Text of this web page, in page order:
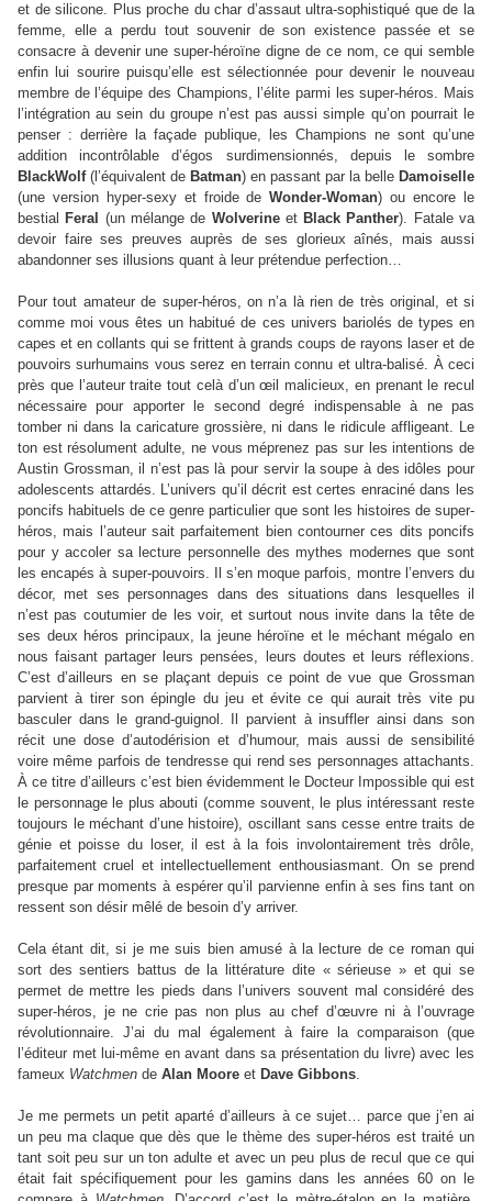
et de silicone. Plus proche du char d’assaut ultra-sophistiqué que de la
femme, elle a perdu tout souvenir de son existence passée et se
consacre à devenir une super-héroïne digne de ce nom, ce qui semble
enfin lui sourire puisqu’elle est sélectionnée pour devenir le nouveau
membre de l’équipe des Champions, l’élite parmi les super-héros. Mais
l’intégration au sein du groupe n’est pas aussi simple qu’on pourrait le
penser : derrière la façade publique, les Champions ne sont qu’une
addition incontrôlable d’égos surdimensionnés, depuis le sombre
BlackWolf(l’équivalent de Batman) en passant par la belle Damoiselle
(une version hyper-sexy et froide deWonder-Woman) ou encore le
bestial Feral (un mélange de Wolverineet Black Panther). Fatale va
devoir faire ses preuves auprès de ses glorieux aînés, mais aussi
abandonner ses illusions quant à leur prétendue perfection…
Pour tout amateur de super-héros, on n’a là rien de très original, et si
comme moi vous êtes un habitué de ces univers bariolés de types en
capes et en collants qui se frittent à grands coups de rayons laser et de
pouvoirs surhumains vous serez en terrain connu et ultra-balisé. À ceci
près que l’auteur traite tout celà d’un œil malicieux, en prenant le recul
nécessaire pour apporter le second degré indispensable à ne pas
tomber ni dans la caricature grossière, ni dans le ridicule affligeant. Le
ton est résolument adulte, ne vous méprenez pas sur les intentions de
Austin Grossman, il n’est pas là pour servir la soupe à des idôles pour
adolescents attardés. L’univers qu’il décrit est certes enraciné dans les
poncifs habituels de ce genre particulier que sont les histoires de super-
héros, mais l’auteur sait parfaitement bien contourner ces dits poncifs
pour y accoler sa lecture personnelle des mythes modernes que sont
les encapés à super-pouvoirs. Il s’en moque parfois, montre l’envers du
décor, met ses personnages dans des situations dans lesquelles il
n’est pas coutumier de les voir, et surtout nous invite dans la tête de
ses deux héros principaux, la jeune héroïne et le méchant mégalo en
nous faisant partager leurs pensées, leurs doutes et leurs réflexions.
C’est d’ailleurs en se plaçant depuis ce point de vue que Grossman
parvient à tirer son épingle du jeu et évite ce qui aurait très vite pu
basculer dans le grand-guignol. Il parvient à insuffler ainsi dans son
récit une dose d’autodérision et d’humour, mais aussi de sensibilité
voire même parfois de tendresse qui rend ses personnages attachants.
À ce titre d’ailleurs c’est bien évidemment le Docteur Impossible qui est
le personnage le plus abouti (comme souvent, le plus intéressant reste
toujours le méchant d’une histoire), oscillant sans cesse entre traits de
génie et poisse du loser, il est à la fois involontairement très drôle,
parfaitement cruel et intellectuellement enthousiasmant. On se prend
presque par moments à espérer qu’il parvienne enfin à ses fins tant on
ressent son désir mêlé de besoin d’y arriver.
Cela étant dit, si je me suis bien amusé à la lecture de ce roman qui
sort des sentiers battus de la littérature dite « sérieuse » et qui se
permet de mettre les pieds dans l’univers souvent mal considéré des
super-héros, je ne crie pas non plus au chef d’œuvre ni à l’ouvrage
révolutionnaire. J’ai du mal également à faire la comparaison (que
l’éditeur met lui-même en avant dans sa présentation du livre) avec les
fameux Watchmen de Alan Moore et Dave Gibbons.
Je me permets un petit aparté d’ailleurs à ce sujet… parce que j’en ai
un peu ma claque que dès que le thème des super-héros est traité un
tant soit peu sur un ton adulte et avec un peu plus de recul que ce qui
était fait spécifiquement pour les gamins dans les années 60 on le